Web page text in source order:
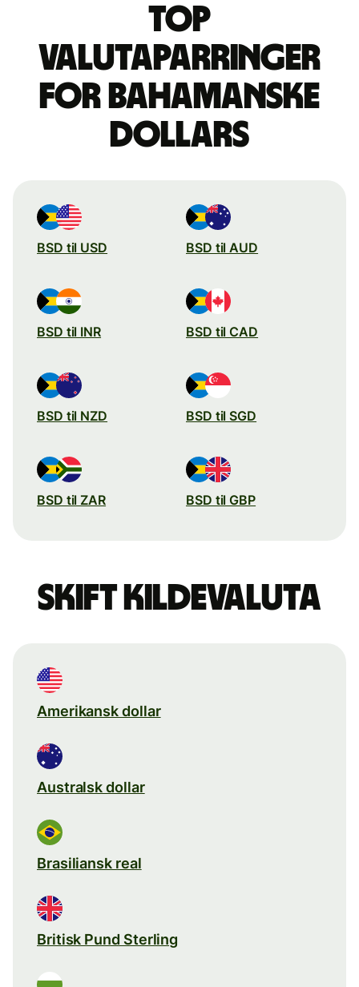
Top
valutaparringer
for bahamanske
dollars
BSD til USD BSD til AUD
BSD til INR BSD til CAD
BSD til NZD BSD til SGD
BSD til ZAR BSD til GBP
Skift kildevaluta
Amerikansk dollar
Australsk dollar
Brasiliansk real
Britisk Pund Sterling